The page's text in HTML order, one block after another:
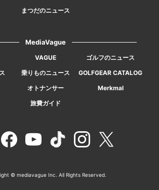
まつだのニュース
MediaVague
VAGUE
ゴルフのニュース
乗りものニュース
GOLFGEAR CATALOG
オトナンサー
Merkmal
旅費ガイド
© mediavague Inc. All Rights Reserved.